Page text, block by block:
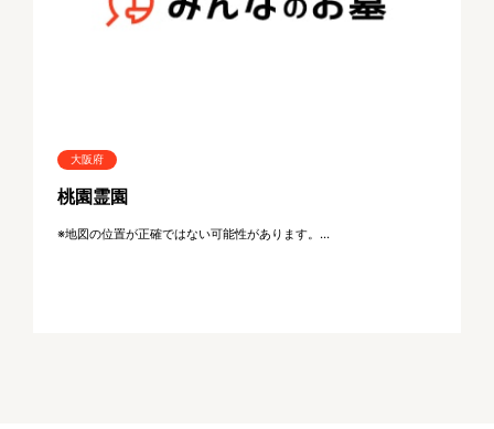
大阪府
桃園霊園
※地図の位置が正確ではない可能性があります。...